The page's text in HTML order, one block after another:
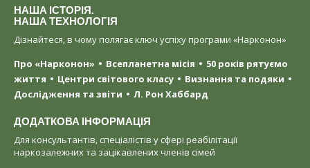
НАША ІСТОРІЯ.
НАША ТЕХНОЛОГІЯ
Дізнайтеся, в чому полягає ключ успіху програми «Нарконон»
Про «Нарконон»
Всепланетна місія
50 років рятуємо
життя
Центри світового класу
Визнання та подяки
Дослідження та звіти
Л. Рон Хаббард
ДОДАТКОВА ІНФОРМАЦІЯ
Для консультантів, спеціалістів у сфері реабілітації
наркозалежних та зацікавлених членів сімей